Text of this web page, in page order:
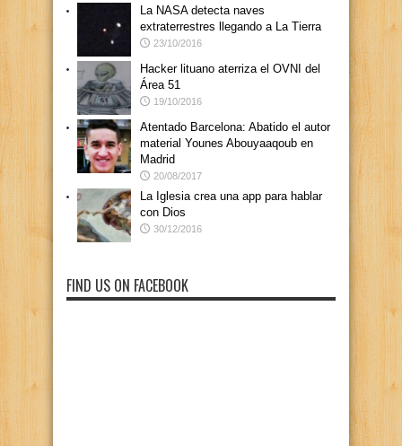
La NASA detecta naves
extraterrestres llegando a La Tierra
23/10/2016
Hacker lituano aterriza el OVNI del
Área 51
19/10/2016
Atentado Barcelona: Abatido el autor
material Younes Abouyaaqoub en
Madrid
20/08/2017
La Iglesia crea una app para hablar
con Dios
30/12/2016
FIND US ON FACEBOOK